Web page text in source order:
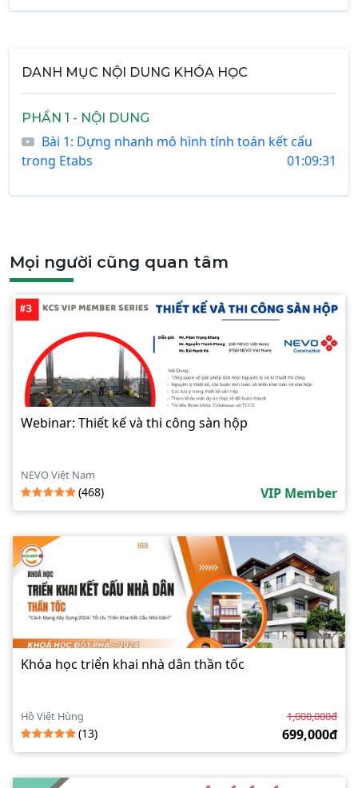
DANH MỤC NỘI DUNG KHÓA HỌC
PHẦN 1 - NỘI DUNG
Bài 1: Dựng nhanh mô hình tính toán kết cấu
trong Etabs
01:09:31
Mọi người cũng quan tâm
Webinar: Thiết kế và thi công sàn hộp
NEVO Việt Nam
(468) VIP Member
Khóa học triển khai nhà dân thần tốc
Hồ Việt Hùng 1,000,000đ
(13) 699,000đ